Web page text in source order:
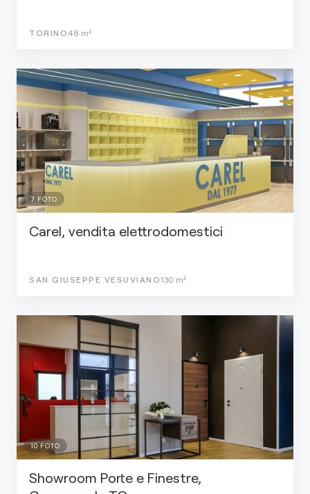
TORINO48 m²
7 FOTO
Carel, vendita elettrodomestici
SAN GIUSEPPE VESUVIANO130 m²
10FOTO
Showroom Porte e Finestre,